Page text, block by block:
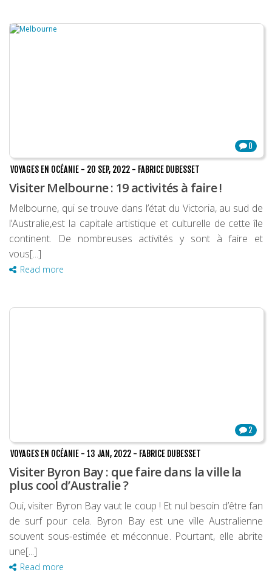
0
VOYAGES EN OCÉANIE - 20 SEP, 2022 - FABRICE DUBESSET
Visiter Melbourne : 19 activités à faire !
Melbourne, qui se trouve dans l’état du Victoria, au sud de
l’Australie,est la capitale artistique et culturelle de cette île
continent. De nombreuses activités y sont à faire et
vous[...]
Read more
2
VOYAGES EN OCÉANIE - 13 JAN, 2022 - FABRICE DUBESSET
Visiter Byron Bay : que faire dans la ville la
plus cool d’Australie ?
Oui, visiter Byron Bay vaut le coup ! Et nul besoin d’être fan
de surf pour cela. Byron Bay est une ville Australienne
souvent sous-estimée et méconnue. Pourtant, elle abrite
une[...]
Read more